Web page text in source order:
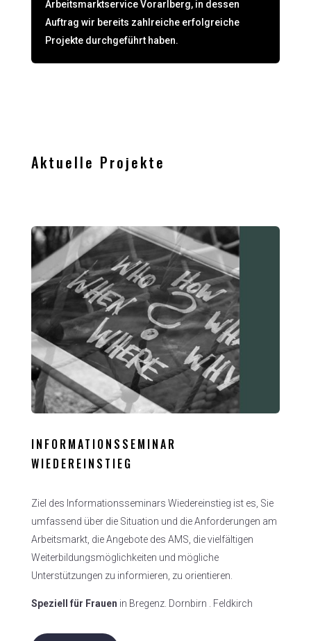
Arbeitsmarktservice Vorarlberg, in dessen
Auftrag wir bereits zahlreiche erfolgreiche
Projekte durchgeführt haben.
Aktuelle Projekte
INFORMATIONSSEMINAR
WIEDEREINSTIEG
Ziel des Informationsseminars Wiedereinstieg ist es, Sie
umfassend über die Situation und die Anforderungen am
Arbeitsmarkt, dieAngebote des AMS, die vielfältigen
Weiterbildungsmöglichkeiten und mögliche
Unterstützungen zu informieren, zu orientieren
Speziell für Frauen in Bregenz. Dornbirn . Feldkirch